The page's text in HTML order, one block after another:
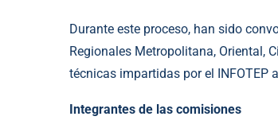
Durante este proceso, han sido
Regionales Metropolitana, Oriental,
técnicas impartidas por el INFOTEP
Integrantes de las comisiones